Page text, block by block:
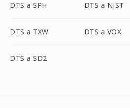
DTS a SPH DTS a NIST
DTS a TXW DTS a VOX
DTS a SD2